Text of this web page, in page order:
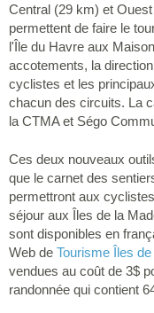
Central (29 km) et
permettent de faire le
l'Île du Havre aux
accotements, la
cyclistes et les
chacun des circuits. La
la CTMA et Ségo
Ces deux nouveaux
que le carnet des
permettront aux
séjour aux Îles de la
sont disponibles en
Web de Tourisme Îles
vendues au coût de 3$
randonnée qui contient